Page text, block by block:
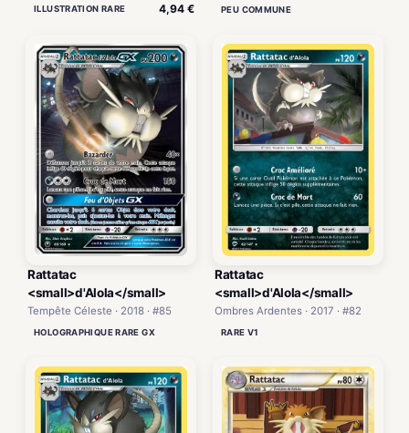
ILLUSTRATION RARE 4,94 € PEU COMMUNE
Rattatac
<small>d'Alola</small>
Tempête Céleste · 2018 · #85
HOLOGRAPHIQUE RARE GX
Rattatac
<small>d'Alola</small>
Ombres Ardentes · 2017 · #82
RARE V1